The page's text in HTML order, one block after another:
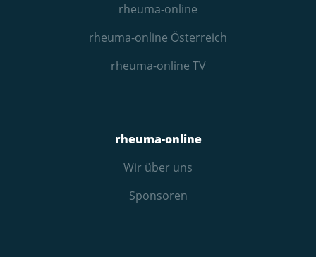
rheuma-online
rheuma-online Österreich
rheuma-online TV
rheuma-online
Wir über uns
Sponsoren